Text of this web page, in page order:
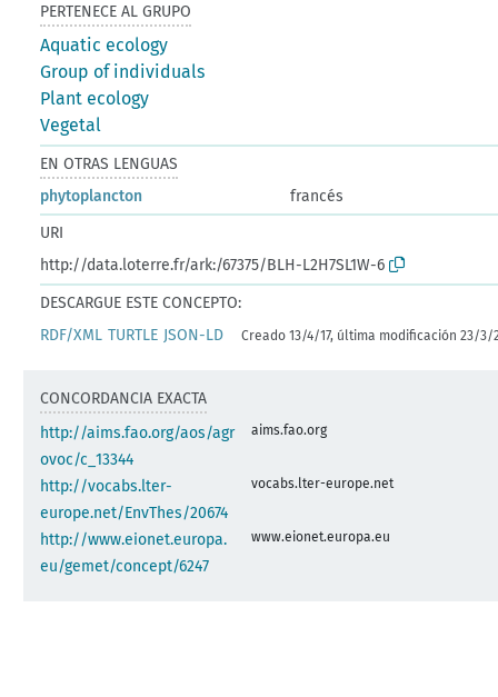
PERTENECE AL GRUPO
Aquatic ecology
Group of individuals
Plant ecology
Vegetal
EN OTRAS LENGUAS
phytoplancton
francés
URI
http://data.loterre.fr/ark:/67375/BLH-L2H7SL1W-6
DESCARGUE ESTE CONCEPTO:
RDF/XML TURTLE JSON-LD Creado 13/4/17, última modificación 23/3/
CONCORDANCIA EXACTA
http://aims.fao.org/aos/agr
ovoc/c_13344
aims.fao.org
http://vocabs.lter-
europe.net/EnvThes/20674
vocabs.lter-europe.net
http://www.eionet.europa.
eu/gemet/concept/6247
www.eionet.europa.eu